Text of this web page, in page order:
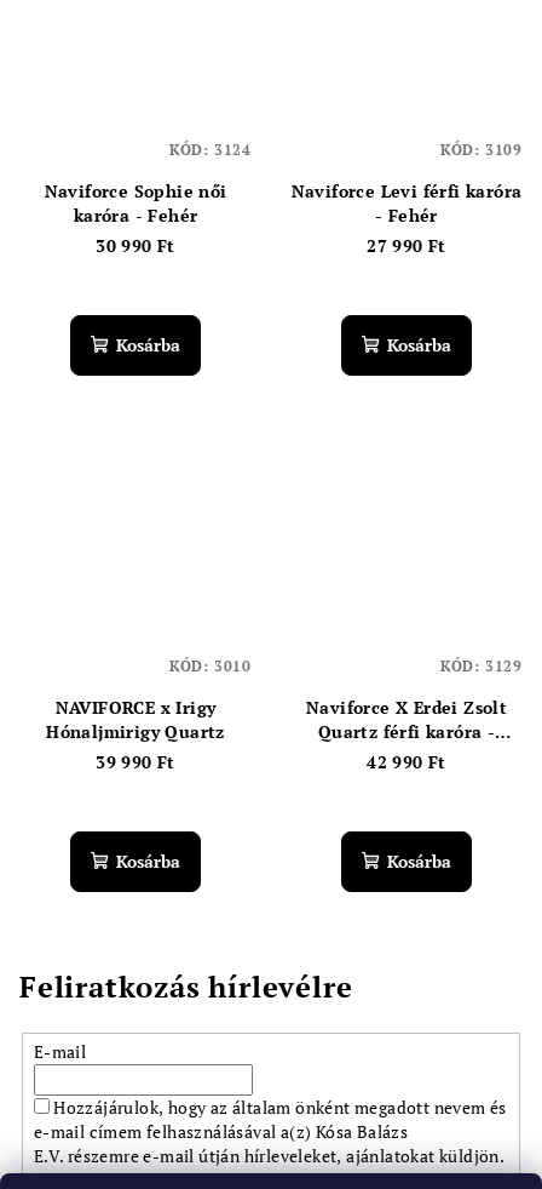
Naviforce Sophie női
karóra - Fehér
30 990 Ft
Kosárba
KÓD: 3124
Naviforce Levi férfi karóra
- Fehér
27 990 Ft
Kosárba
KÓD: 3109
NAVIFORCE x Irigy
Hónaljmirigy Quartz
39 990 Ft
Kosárba
KÓD: 3010
Naviforce X Erdei Zsolt
Quartz férfi karóra -
Fekete
42 990 Ft
Kosárba
KÓD: 3129
Feliratkozás hírlevélre
E-mail
Hozzájárulok, hogy az általam önként megadott nevem és
e-mail címem felhasználásával a(z) Kósa Balázs
E.V. részemre e-mail útján hírleveleket, ajánlatokat küldjön.
Kijelentem, hogy azadatkezelési tájékoztatótelolvastam.